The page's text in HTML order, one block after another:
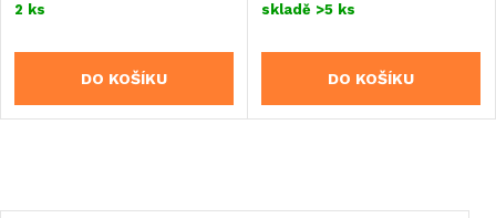
2 ks
DO KOŠÍKU
skladě >5 ks
DO KOŠÍKU